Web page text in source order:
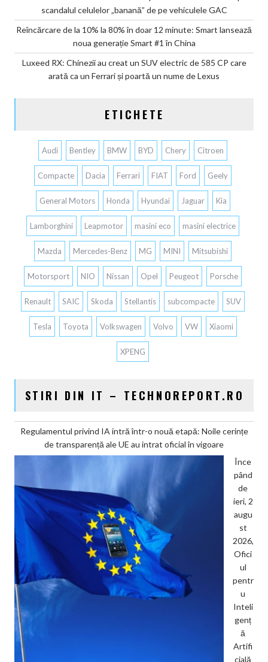
scandalul celulelor „banană” de pe vehiculele GAC
Reîncărcare de la 10% la 80% în doar 12 minute: Smart lansează
noua generație Smart #1 în China
Luxeed RX: Chinezii au creat un SUV electric de 585 CP care
arată ca un Ferrari și poartă un nume de Lexus
ETICHETE
Audi Bentley BMW BYD Chery Citroen
Compacte Dacia Ferrari FIAT Ford Geely
General Motors Honda Hyundai Jaguar Kia
Lamborghini Leapmotor masini eco masini electrice
Mazda Mercedes-Benz MG MINI Mitsubishi
Motorsport NIO Nissan Opel Peugeot Porsche
Renault SAIC Skoda Stellantis subcompacte SUV
Tesla Toyota Volkswagen Volvo VW Xiaomi
XPENG
STIRI DIN IT – TECHNOREPORT.RO
Regulamentul privind IA intră într-o nouă etapă: Noile cerințe
de transparență ale UE au intrat oficial în vigoare
Înce
pând
de
ieri, 2
augu
st
2026,
Ofici
ul
pentr
u
Inteli
genț
ă
Artifi
cială